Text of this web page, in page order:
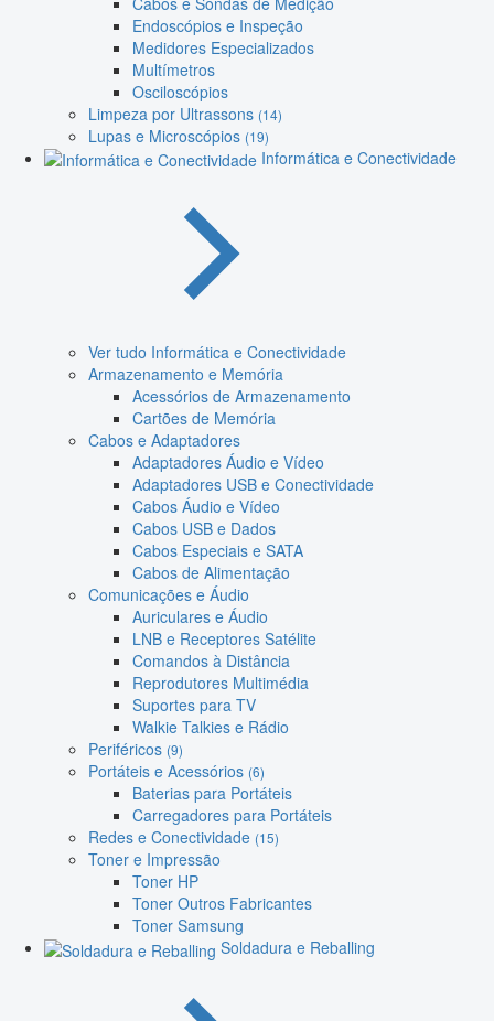
Endoscópios e Inspeção
Medidores Especializados
Multímetros
Osciloscópios
Limpeza por Ultrassons (14)
Lupas e Microscópios (19)
Informática e Conectividade
Ver tudo Informática e Conectividade
Armazenamento e Memória
Acessórios de Armazenamento
Cartões de Memória
Cabos e Adaptadores
Adaptadores Áudio e Vídeo
Adaptadores USB e Conectividade
Cabos Áudio e Vídeo
Cabos USB e Dados
Cabos Especiais e SATA
Cabos de Alimentação
Comunicações e Áudio
Auriculares e Áudio
LNB e Receptores Satélite
Comandos à Distância
Reprodutores Multimédia
Suportes para TV
Walkie Talkies e Rádio
Periféricos (9)
Portáteis e Acessórios (6)
Baterias para Portáteis
Carregadores para Portáteis
Redes e Conectividade (15)
Toner e Impressão
Toner HP
Toner Outros Fabricantes
Toner Samsung
Soldadura e Reballing